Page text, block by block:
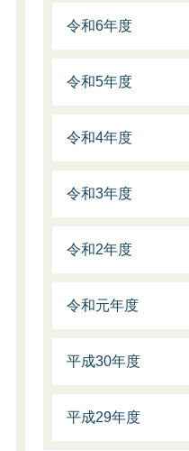
令和6年度
令和5年度
令和4年度
令和3年度
令和2年度
令和元年度
平成30年度
平成29年度